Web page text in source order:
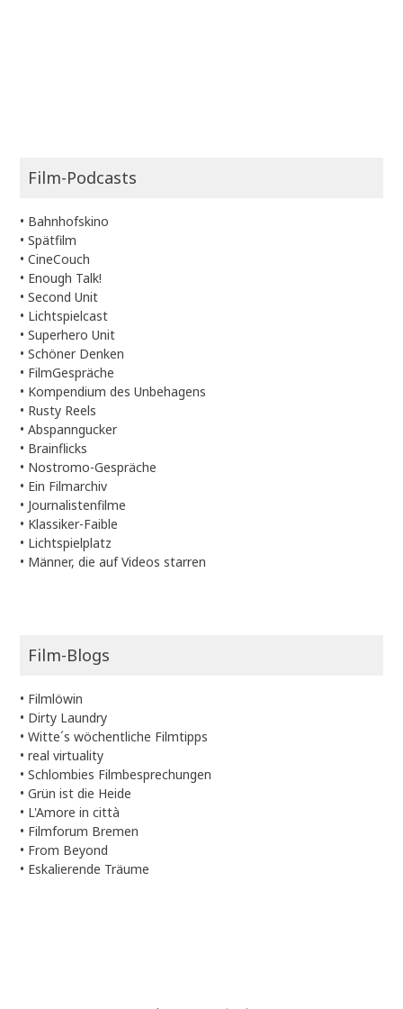
Film-Podcasts
• Bahnhofskino
•Spätfilm
•CineCouch
• Enough Talk!
•Second Unit
• Lichtspielcast
•Superhero Unit
•Schöner Denken
• FilmGespräche
• Kompendium des Unbehagens
• Rusty Reels
•Abspanngucker
• Brainflicks
• Nostromo-Gespräche
• Ein Filmarchiv
• Journalistenfilme
• Klassiker-Faible
• Lichtspielplatz
• Männer, die auf Videos starren
Film-Blogs
• Filmlöwin
• Dirty Laundry
•Witte´s wöchentliche Filmtipps
•real virtuality
•Schlombies Filmbesprechungen
•Grün ist die Heide
• L'Amore in città
• Filmforum Bremen
• From Beyond
• Eskalierende Träume